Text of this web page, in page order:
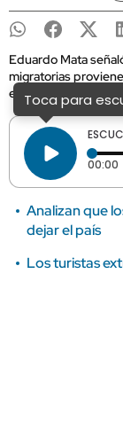
Eduardo Mata
migratorias
especialmente
Toca para
00:00
Analizan que
dejar el país
Los turistas